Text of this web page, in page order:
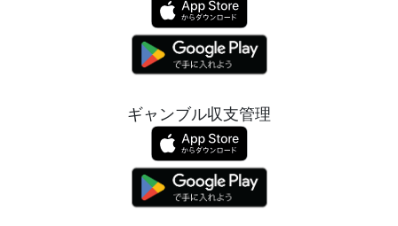
ギャンブル収支管理